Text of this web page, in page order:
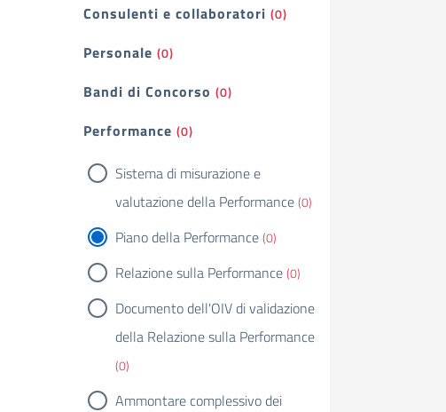
Consulenti e collaboratori (0)
Personale (0)
Bandi di Concorso (0)
Performance (0)
Sistema di misurazione e
valutazione della Performance(0)
Piano della Performance(0)
Relazione sulla Performance(0)
Documento dell'OIV di validazione
della Relazione sulla Performance
(0)
Ammontare complessivo dei